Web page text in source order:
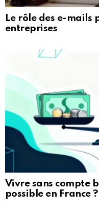
Le rôle des e-mails
entreprises
Vivre sans compte
possible en France ?